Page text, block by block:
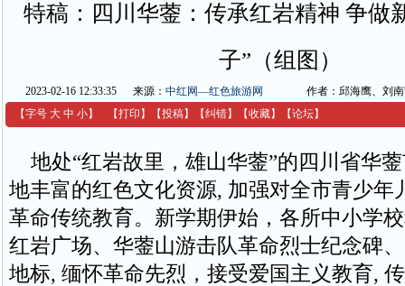
特稿：四川华蓥：传承红岩精神 争做
子”（组图）
2023-02-16 12:33:35 来源： 中红网—红色旅游网
作者：邱海鹰、刘
【字号 大 中 小】 【打印 】 【投稿】 【纠错】 【收藏】 【论坛】
地处“红岩故里，雄山华蓥”的四川省华
地丰富的红色文化资源, 加强对全市青少年
革命传统教育。新学期伊始，各所中小学
红岩广场、华蓥山游击队革命烈士纪念碑
地标, 缅怀革命先烈，接受爱国主义教育,